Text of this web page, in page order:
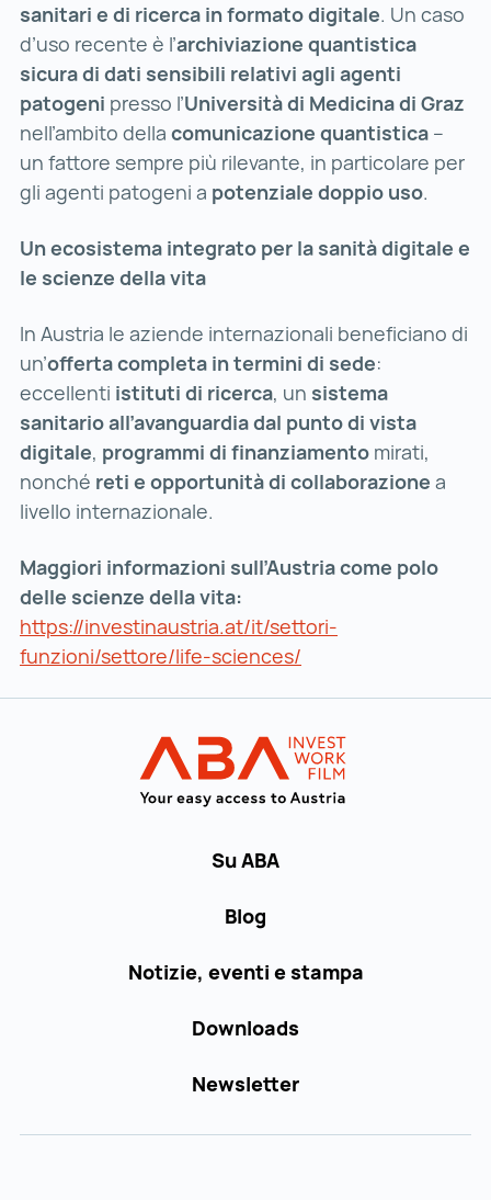
sanitari e di ricerca in formato digitale. Un caso
d’uso recente è l’archiviazione quantistica
sicura di dati sensibili relativi agli agenti
patogeni presso l’Università di Medicina di Graz
nell’ambito della comunicazione quantistica –
un fattore sempre più rilevante, in particolare per
gli agenti patogeni a potenziale doppio uso.
Un ecosistema integrato per la sanità digitale e
le scienze della vita
In Austria le aziende internazionali beneficiano di
un’offerta completa in termini di sede:
eccellenti istituti di ricerca, un sistema
sanitario all’avanguardia dal punto di vista
digitale, programmi di finanziamento mirati,
nonché reti e opportunità di collaborazione a
livello internazionale.
Maggiori informazioni sull’Austria come polo
delle scienze della vita:
https://investinaustria.at/it/settori-
funzioni/settore/life-sciences/
Su ABA
Blog
Notizie, eventi e stampa
Downloads
Newsletter